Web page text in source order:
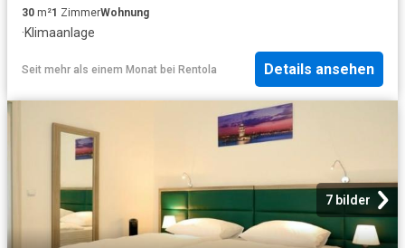
30 m²1 ZimmerWohnung
·Klimaanlage
Seit mehr als einem Monat bei Rentola Details ansehen
7 bilder